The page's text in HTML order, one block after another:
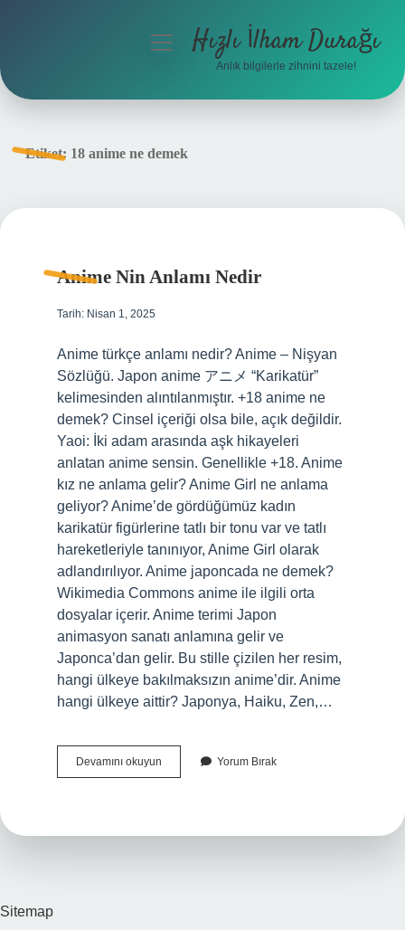
menüyüHızlı İlham Durağı
Anlık bilgilerle zihnini tazele!
Etiket: 18 anime ne demek
Anime Nin Anlamı Nedir
Tarih: Nisan 1, 2025
Anime türkçe anlamı nedir? Anime – Nişyan
Sözlüğü. Japon anime アニメ “Karikatür”
kelimesinden alıntılanmıştır. +18 anime ne
demek? Cinsel içeriği olsa bile, açık değildir.
Yaoi: İki adam arasında aşk hikayeleri
anlatan anime sensin. Genellikle +18. Anime
kız ne anlama gelir? Anime Girl ne anlama
geliyor? Anime’de gördüğümüz kadın
karikatür figürlerine tatlı bir tonu var ve tatlı
hareketleriyle tanınıyor, Anime Girl olarak
adlandırılıyor. Anime japoncada ne demek?
Wikimedia Commons anime ile ilgili orta
dosyalar içerir. Anime terimi Japon
animasyon sanatı anlamına gelir ve
Japonca’dan gelir. Bu stille çizilen her resim,
hangi ülkeye bakılmaksızın anime’dir. Anime
hangi ülkeye aittir? Japonya, Haiku, Zen,…
Devamını okuyun
Nin
Yorum Bırak
Sitemap